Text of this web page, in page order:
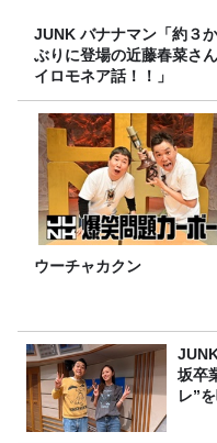
JUNK バナナマン「約３か月
ぶりに登場の近藤春菜さ
イロモネア話！！」
ウーチャカクン
JUNK バナナマン「梅澤美波さ
坂卒
レ”